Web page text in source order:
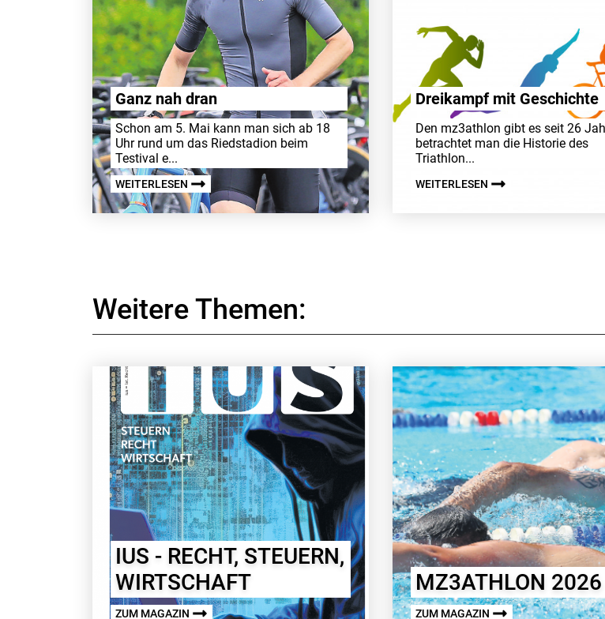
Ganz nah dran
Schon am 5. Mai kann man sich ab 18
Uhr rund um das Ried­sta­dion beim
Testival e...
WEITERLESEN
Drei­kampf mit Geschichte
Den mz3athlon gibt es seit 26
betrachtet man die Historie des
Triathlon...
WEITERLESEN
Weitere Themen:
IUS - RECHT, STEUERN,
WIRTSCHAFT
ZUM MAGAZIN
MZ3ATHLON 2026
ZUM MAGAZIN